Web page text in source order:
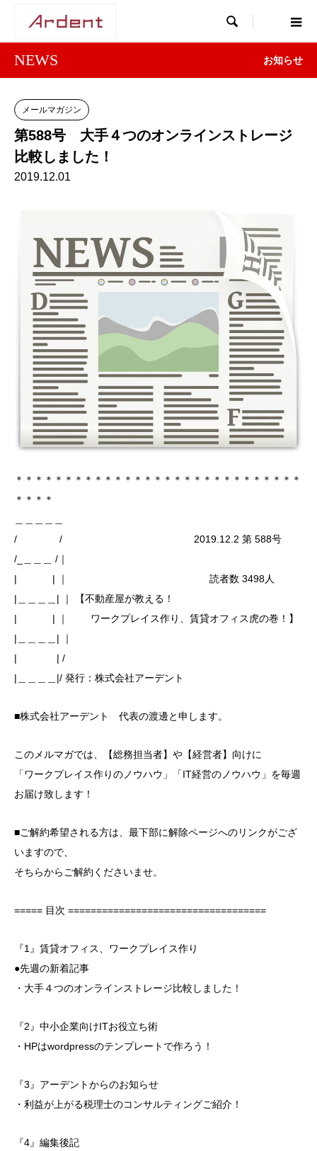

NEWS お知らせ
メールマガジン
第588号 大手４つのオンラインストレージ
比較しました！
2019.12.01
＊＊＊＊＊＊＊＊＊＊＊＊＊＊＊＊＊＊＊＊＊＊＊＊＊＊＊＊＊
＊＊＊＊
/ / 2019.12.2 第 588号
/_＿＿＿ /｜
| | ｜ 読者数 3498人
|＿＿＿＿| ｜ 【不動産屋が教える！
| | ｜ ワークプレイス作り、賃貸オフィス虎の巻！】
|＿＿＿＿| ｜
| | /
|＿＿＿＿|/ 発行：株式会社アーデント
■株式会社アーデント 代表の渡邊と申します。
このメルマガでは、【総務担当者】や【経営者】向けに
「ワークプレイス作りのノウハウ」「IT経営のノウハウ」を毎週
お届け致します！
■ご解約希望される方は、最下部に解除ページへのリンクがござ
いますので、
そちらからご解約くださいませ。
===== 目次 ===================================
『1』賃貸オフィス、ワークプレイス作り
●先週の新着記事
・大手４つのオンラインストレージ比較しました！
『2』中小企業向けITお役立ち術
・HPはwordpressのテンプレートで作ろう！
『3』アーデントからのお知らせ
・利益が上がる税理士のコンサルティングご紹介！
『4』編集後記